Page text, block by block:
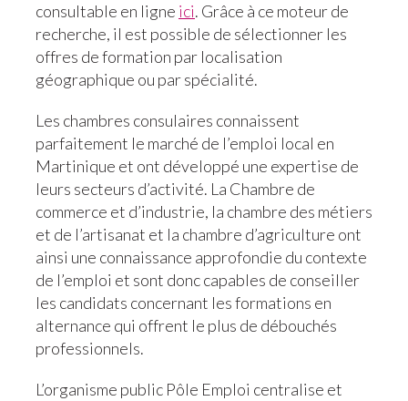
consultable en ligne ici. Grâce à ce moteur de
recherche, il est possible de sélectionner les
offres de formation par localisation
géographique ou par spécialité.
Les chambres consulaires connaissent
parfaitement le marché de l’emploi local en
Martinique et ont développé une expertise de
leurs secteurs d’activité. La Chambre de
commerce et d’industrie, la chambre des métiers
et de l’artisanat et la chambre d’agriculture ont
ainsi une connaissance approfondie du contexte
de l’emploi et sont donc capables de conseiller
les candidats concernant les formations en
alternance qui offrent le plus de débouchés
professionnels.
L’organisme public Pôle Emploi centralise et